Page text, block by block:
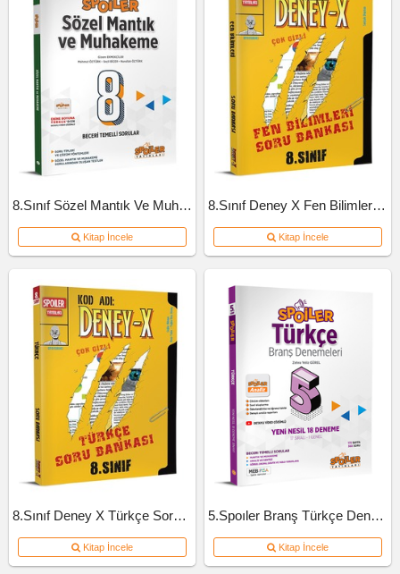
8.Sınıf Sözel Mantık Ve Muhakeme Soru Bankası
Kitap İncele
8.Sınıf Deney X Fen Bilimleri Soru Bankası
Kitap İncele
8.Sınıf Deney X Türkçe Soru Bankası
Kitap İncele
5.Spoıler Branş Türkçe Deneme
Kitap İncele